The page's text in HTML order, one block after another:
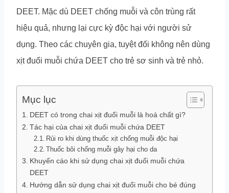
DEET. Mặc dù DEET chống muỗi và côn trùng rất
hiệu quả, nhưng lại cực kỳ độc hại với người sử
dụng. Theo các chuyên gia, tuyệt đối không nên dùng
xịt đuổi muỗi chứa DEET cho trẻ sơ sinh và trẻ nhỏ.
Mục lục
DEET có trong chai xịt đuổi muỗi là hoá chất gì?
Tác hại của chai xịt đuổi muỗi chứa DEET
Rủi ro khi dùng thuốc xịt chống muỗi độc hại
Thuốc bôi chống muỗi gây hại cho da
Khuyến cáo khi sử dụng chai xịt đuổi muỗi chứa
DEET
Hướng dẫn sử dụng chai xịt đuổi muỗi cho bé đúng